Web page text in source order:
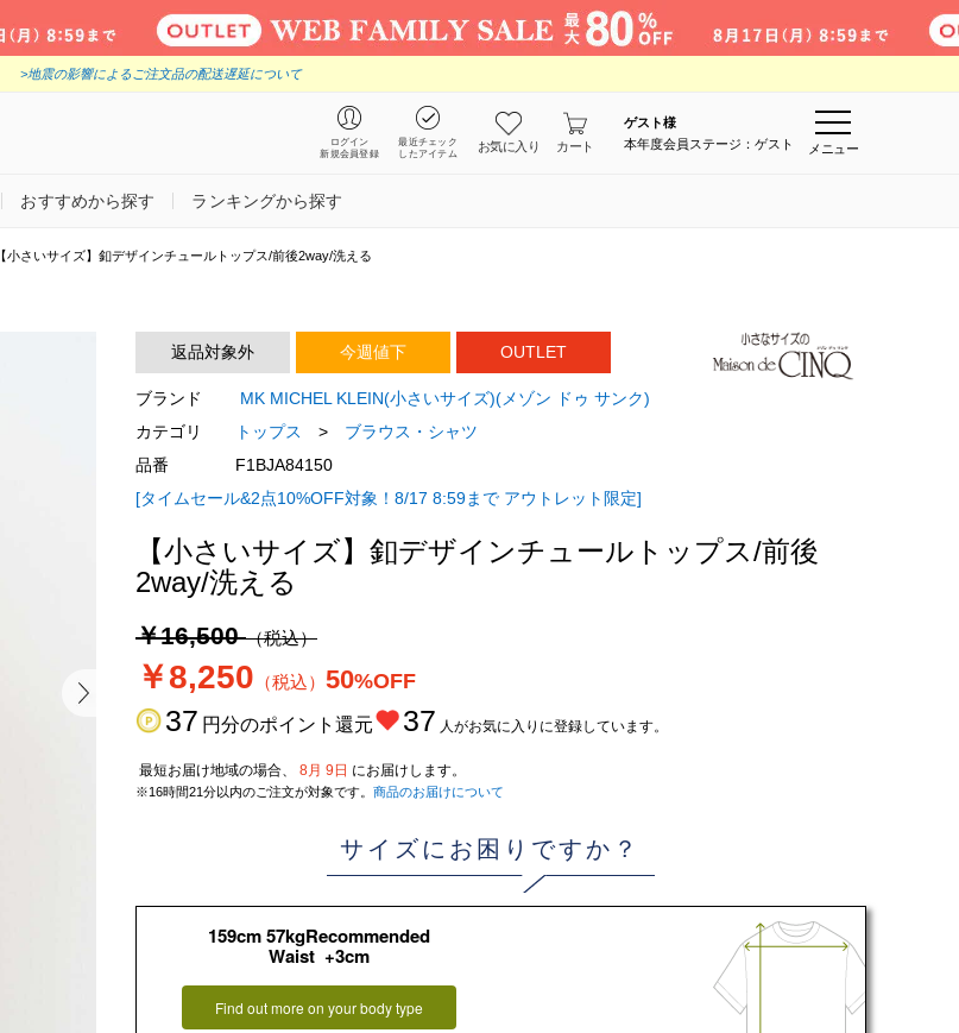
>地震の影響によるご注文品の配送遅延について
ログイン
新規会員登録
最近チェック
したアイテム
お気に入り カート
ゲスト様
本年度会員ステージ：ゲスト
メニュー
おすすめから探す ランキングから探す
【小さいサイズ】釦デザインチュールトップス/前後2way/洗える
返品対象外 今週値下 OUTLET
ブランド
MK MICHEL KLEIN(小さいサイズ)(メゾン ドゥ サンク)
カテゴリ
トップス >
ブラウス・シャツ
品番
F1BJA84150
[タイムセール&2点10%OFF対象！8/17 8:59まで アウトレット限定]
【小さいサイズ】釦デザインチュールトップス/前後
2way/洗える
￥16,500（税込）
￥8,250 （税込） 50%OFF
37 円分のポイント還元 37 人がお気に入りに登録しています。
最短お届け地域の場合、 8月 9日 にお届けします。
※16時間21分以内のご注文が対象です。 商品のお届けについて
サイズにお困りですか？
159cm 57kgRecommended
Waist +3cm
Find out more on your body type